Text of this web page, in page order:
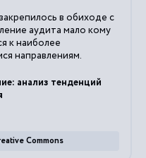
в обиходе с
аудита мало кому
к наиболее
направлениям.
анализ тенденций
Commons